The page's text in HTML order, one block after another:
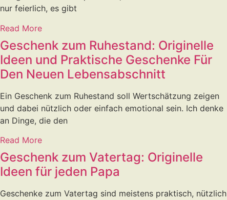
nur feierlich, es gibt
Read More
Geschenk zum Ruhestand: Originelle
Ideen und Praktische Geschenke Für
Den Neuen Lebensabschnitt
Ein Geschenk zum Ruhestand soll Wertschätzung zeigen
und dabei nützlich oder einfach emotional sein. Ich denke
an Dinge, die den
Read More
Geschenk zum Vatertag: Originelle
Ideen für jeden Papa
Geschenke zum Vatertag sind meistens praktisch, nützlich